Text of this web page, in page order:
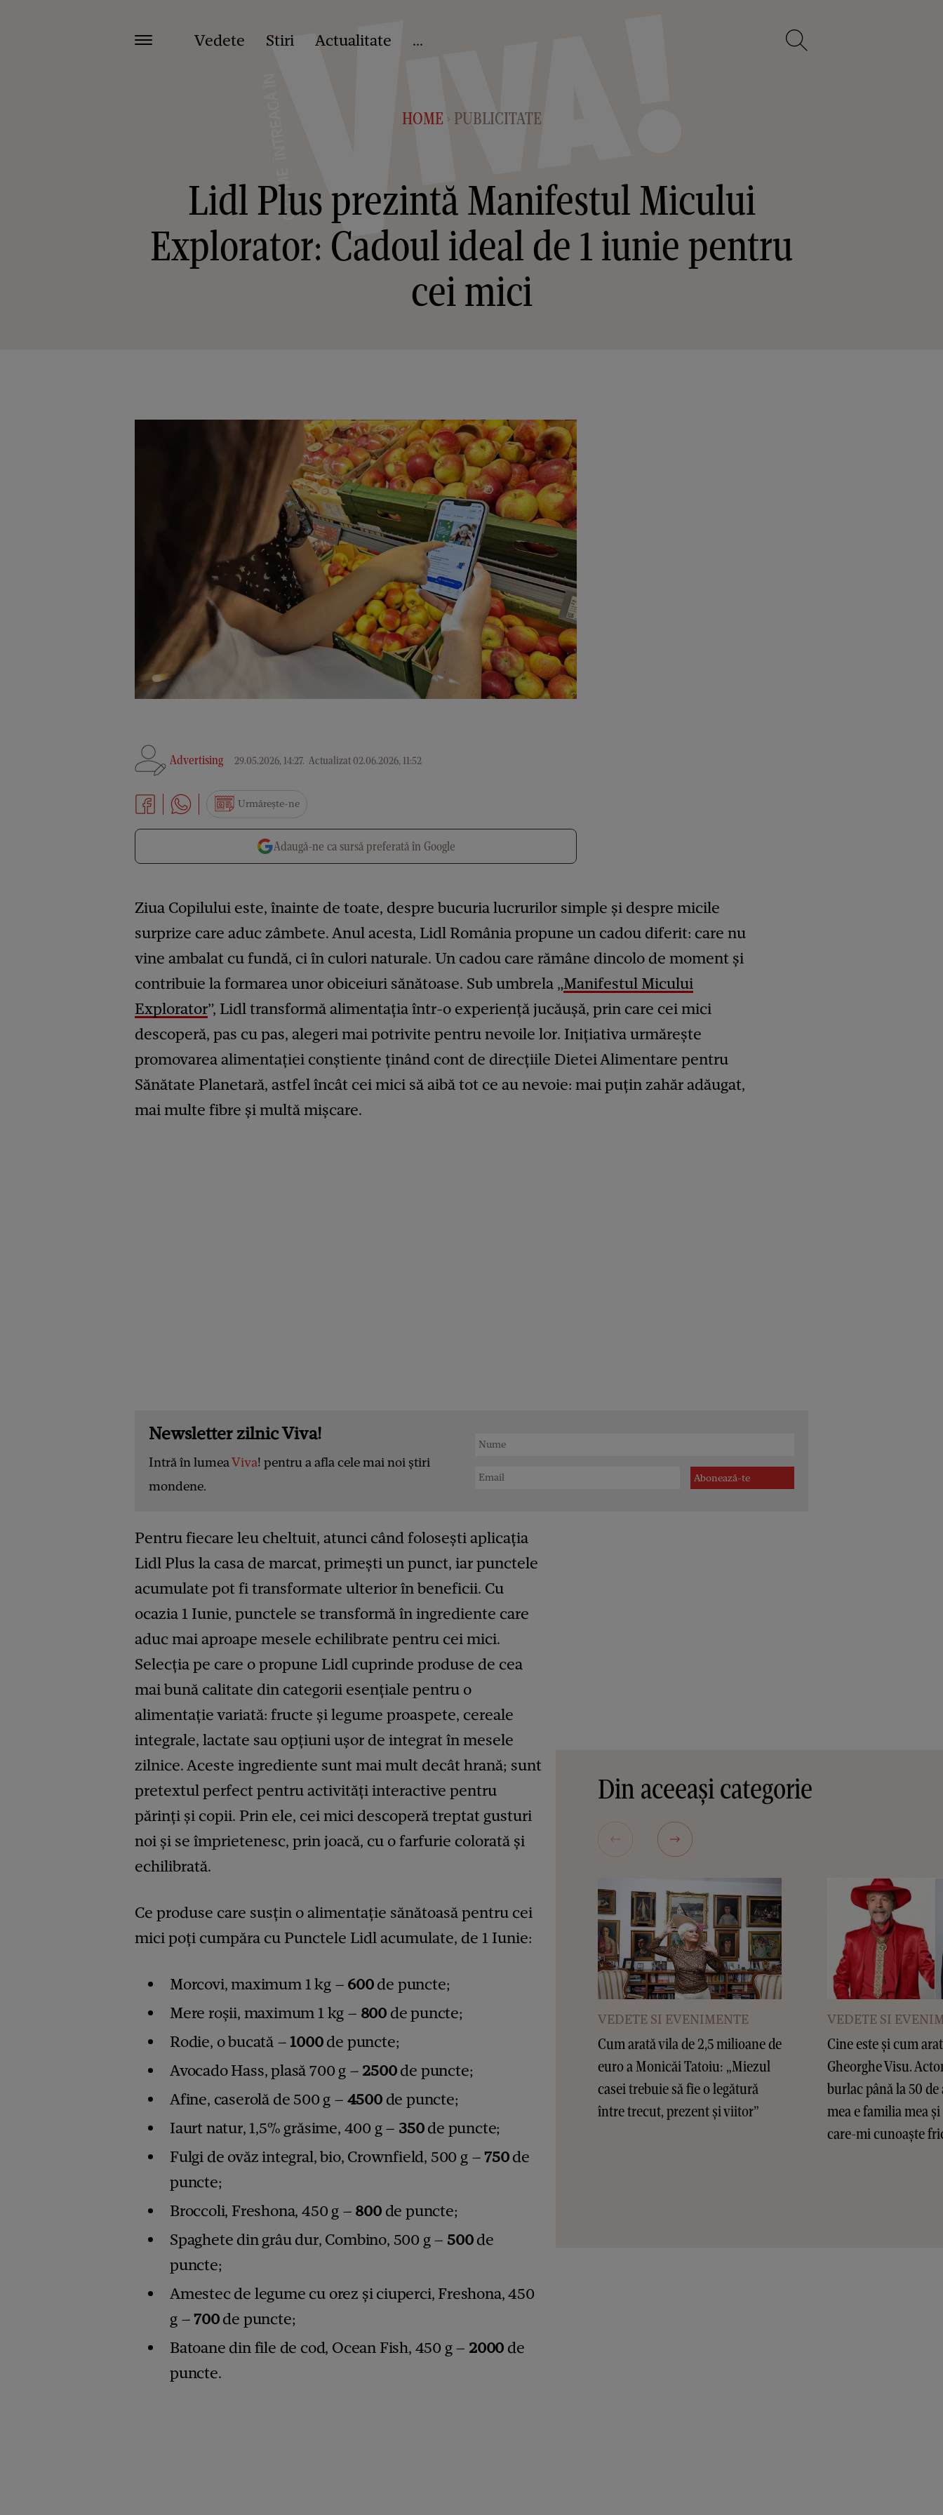
Vedete Stiri Actualitate ...
HOME > PUBLICITATE
Lidl Plus prezintă Manifestul Micului
Explorator: Cadoul ideal de 1 iunie pentru
cei mici
Advertising 29.05.2026, 14:27. Actualizat 02.06.2026, 11:52
Urmărește-ne
Adaugă-ne ca sursă preferată în Google
Ziua Copilului este, înainte de toate, despre bucuria lucrurilor simple și despre micile
surprize care aduc zâmbete. Anul acesta, Lidl România propune un cadou diferit: care nu
vine ambalat cu fundă, ci în culori naturale. Un cadou care rămâne dincolo de moment și
contribuie la formarea unor obiceiuri sănătoase. Sub umbrela „Manifestul Micului
Explorator”, Lidl transformă alimentația într-o experiență jucăușă, prin care cei mici
descoperă, pas cu pas, alegeri mai potrivite pentru nevoile lor. Inițiativa urmărește
promovarea alimentației conștiente ținând cont de direcțiile Dietei Alimentare pentru
Sănătate Planetară, astfel încât cei mici să aibă tot ce au nevoie: mai puțin zahăr adăugat,
mai multe fibre și multă mișcare.
Newsletter zilnic Viva!
Intră în lumeaViva! pentru a afla cele mai noi știri
mondene.
Pentru fiecare leu cheltuit, atunci când folosești aplicația
Lidl Plus la casa de marcat, primești un punct, iar punctele
acumulate pot fi transformate ulterior în beneficii. Cu
ocazia 1 Iunie, punctele se transformă în ingrediente care
aduc mai aproape mesele echilibrate pentru cei mici.
Selecția pe care o propune Lidl cuprinde produse de cea
mai bună calitate din categorii esențiale pentru o
alimentație variată: fructe și legume proaspete, cereale
integrale, lactate sau opțiuni ușor de integrat în mesele
zilnice. Aceste ingrediente sunt mai mult decât hrană; sunt
pretextul perfect pentru activități interactive pentru
părinți și copii. Prin ele, cei mici descoperă treptat gusturi
noi și se împrietenesc, prin joacă, cu o farfurie colorată și
echilibrată.
Ce produse care susțin o alimentație sănătoasă pentru cei
mici poți cumpăra cu Punctele Lidl acumulate, de 1 Iunie:
Morcovi, maximum 1 kg – 600de puncte;
Mere roșii, maximum 1 kg – 800 de puncte;
Rodie, o bucată – 1000de puncte;
Avocado Hass, plasă 700 g – 2500de puncte;
Afine, caserolă de 500 g – 4500de puncte;
Iaurt natur, 1,5% grăsime, 400 g – 350de puncte;
Fulgi de ovăz integral, bio, Crownfield, 500 g –750de
puncte;
Broccoli, Freshona, 450 g – 800de puncte;
Spaghete din grâu dur, Combino, 500 g – 500de
puncte;
Amestec de legume cu orez și ciuperci, Freshona, 450
g –700de puncte;
Batoane din file de cod, Ocean Fish, 450 g – 2000 de
puncte.
Din aceeași categorie
VEDETE SI EVENIMENTE
Cum arată vila de 2,5 milioane de
euro a Monicăi Tatoiu: „Miezul
casei trebuie să fie o legătură
între trecut, prezent și viitor”
VEDETE SI
Cine este și cum
Gheorghe Visu.
burlac până la 50
mea e familia mea
care-mi cunoaște